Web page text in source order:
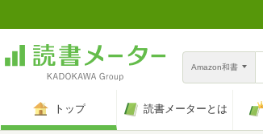
Amazon和書
トップ 読書メーターとは